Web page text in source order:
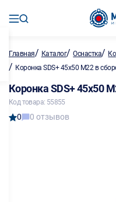
Главная/ Каталог/Оснастка/
/ Коронка SDS+ 45х50 М22 в
Коронка SDS+ 45х50
Код товара: 55855
0 0 отзывов